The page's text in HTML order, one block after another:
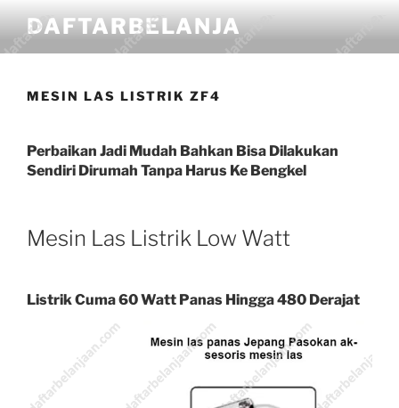
DAFTARBELANJA
MESIN LAS LISTRIK ZF4
Perbaikan Jadi Mudah Bahkan Bisa Dilakukan
Sendiri Dirumah Tanpa Harus Ke Bengkel
Mesin Las Listrik Low Watt
Listrik Cuma 60 Watt Panas Hingga 480 Derajat